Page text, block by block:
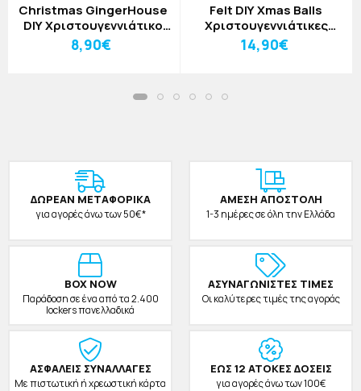
Christmas GingerHouse
DIY Χριστουγεννιάτικο
Παιχνίδι Κατασκευής
Σπιτάκι 6 σε 1
8,90€
Felt DIY Xmas Balls
Χριστουγεννιάτικες
Μπάλες Δέντρου σετ
36τμχ
14,90€
ΔΩΡΕAΝ ΜΕΤΑΦΟΡΙΚΑ
για αγορές άνω των 50€*
ΑΜΕΣΗ ΑΠΟΣΤΟΛΗ
1-3 ημέρες σε όλη την Ελλάδα
BOX NOW
Παράδοση σε ένα από τα 2.400
lockers πανελλαδικά
ΑΣΥΝΑΓΩΝΙΣΤΕΣ ΤΙΜΕΣ
Οι καλύτερες τιμές της αγοράς
ΑΣΦΑΛΕΙΣ ΣΥΝΑΛΛΑΓΕΣ
Με πιστωτική ή χρεωστική κάρτα
ΕΩΣ 12 ΑΤΟΚΕΣ ΔΟΣΕΙΣ
για αγορές άνω των 100€